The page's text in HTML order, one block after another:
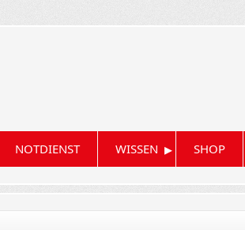
NOTDIENST WISSEN ▸ SHOP